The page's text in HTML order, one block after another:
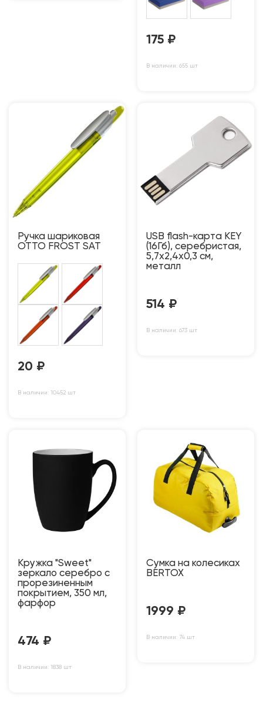
175 ₽
В наличии: 655 шт
Ручка шариковая
OTTO FROST SAT
20 ₽
В наличии: 10452 шт
USB flash-карта KEY
(16Гб), серебристая,
5,7х2,4х0,3 см,
металл
514 ₽
В наличии: 673 шт
Кружка "Sweet"
зеркало серебро с
прорезиненным
покрытием, 350 мл,
фарфор
474 ₽
В наличии: 1838 шт
Сумка на колесиках
BERTOX
1999 ₽
В наличии: 74 шт